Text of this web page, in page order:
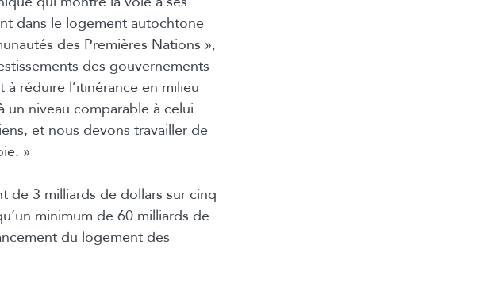
dans le logement autochtone
des Premières Nations »,
des gouvernements
réduire l’itinérance en milieu
niveau comparable à celui
et nous devons travailler de
»
de 3 milliards de dollars sur cinq
minimum de 60 milliards de
du logement des